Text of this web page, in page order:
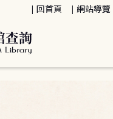
回首頁 網站導覽